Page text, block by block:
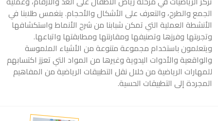
الجمع والطرح، والتعرف على الأشكال والأحجام. ينغمس طلابنا في
الأنشطة العملية التي تمكن شبابنا من شرح الأنماط واستكشافها
وتجربتها وفرزها وتصنيفها ومقارنتها ومطابقتها واتباعها.
ويتعلمون باستخدام مجموعة متنوعة من الأشياء الملموسة
والواقعية والأدوات اليدوية وغيرها من المواد التي تعزز اكتسابهم
للمهارات الرياضية من خلال نقل التطبيقات الرياضية من المفاهيم
المجردة إلى التطبيقات الحسية.